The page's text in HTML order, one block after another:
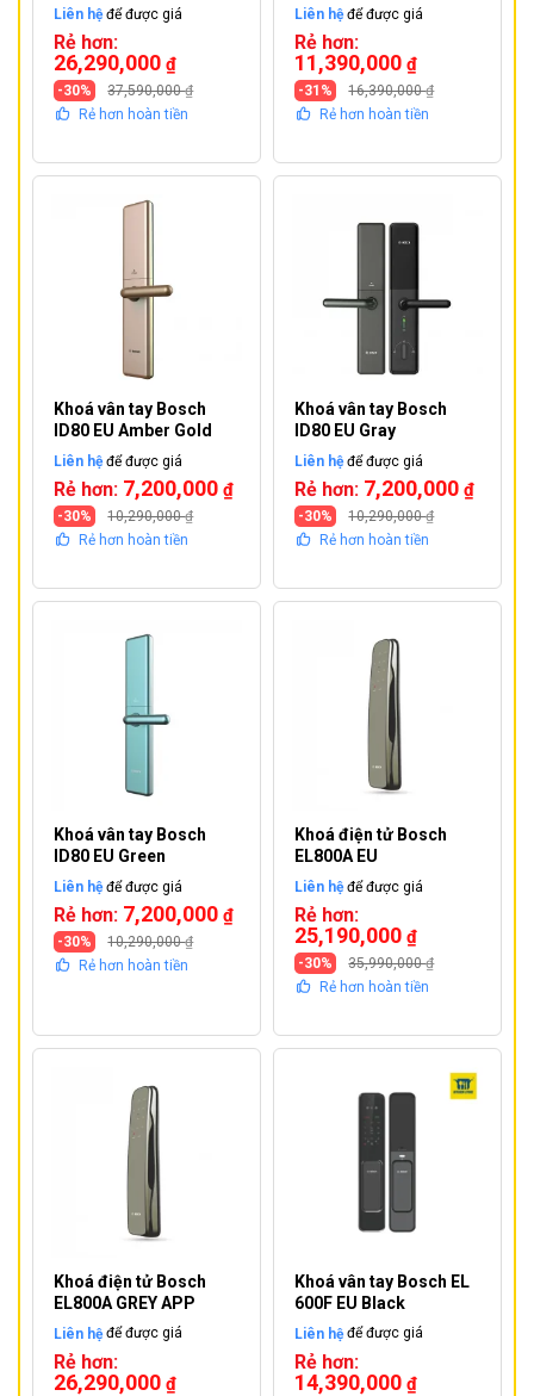
Liên hệđể được giá
Rẻ hơn:
26,290,000 ₫
37,590,000₫
-30%
Rẻ hơn hoàn tiền
Liên hệđể được giá
Rẻ hơn:
11,390,000 ₫
16,390,000₫
-31%
Rẻ hơn hoàn tiền
Khoá vân tay Bosch
ID80 EU Amber Gold
Liên hệđể được giá
Rẻ hơn: 7,200,000 ₫
10,290,000₫
-30%
Rẻ hơn hoàn tiền
Khoá vân tay Bosch
ID80 EU Gray
Liên hệđể được giá
Rẻ hơn: 7,200,000 ₫
10,290,000₫
-30%
Rẻ hơn hoàn tiền
Khoá vân tay Bosch
ID80 EU Green
Liên hệđể được giá
Rẻ hơn: 7,200,000 ₫
10,290,000₫
-30%
Rẻ hơn hoàn tiền
Khoá điện tử Bosch
EL800A EU
Liên hệđể được giá
Rẻ hơn:
25,190,000 ₫
35,990,000₫
-30%
Rẻ hơn hoàn tiền
Khoá điện tử Bosch
EL800A GREY APP
Liên hệđể được giá
Rẻ hơn:
26,290,000 ₫
Khoá vân tay Bosch EL
600F EU Black
Liên hệđể được giá
Rẻ hơn:
14,390,000 ₫